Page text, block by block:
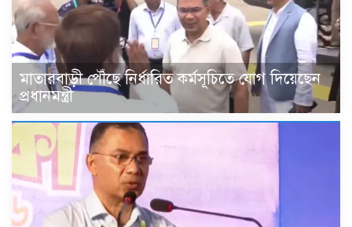
মাতারবাড়ী পৌঁছে নির্ধারিত কর্মসূচিতে যোগ দিয়েছেন
প্রধানমন্ত্রী